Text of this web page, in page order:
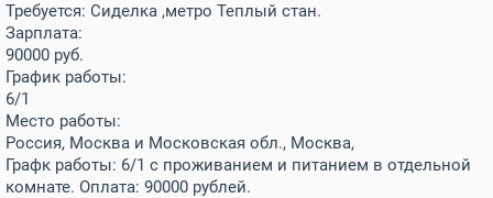
Требуется: Сиделка ,метро Теплый стан.
Зарплата:
90000 руб.
График работы:
6/1
Место работы:
Россия, Москва и Московская обл., Москва,
Графк работы: 6/1 с проживанием и питанием в отдельной
комнате. Оплата: 90000 рублей.